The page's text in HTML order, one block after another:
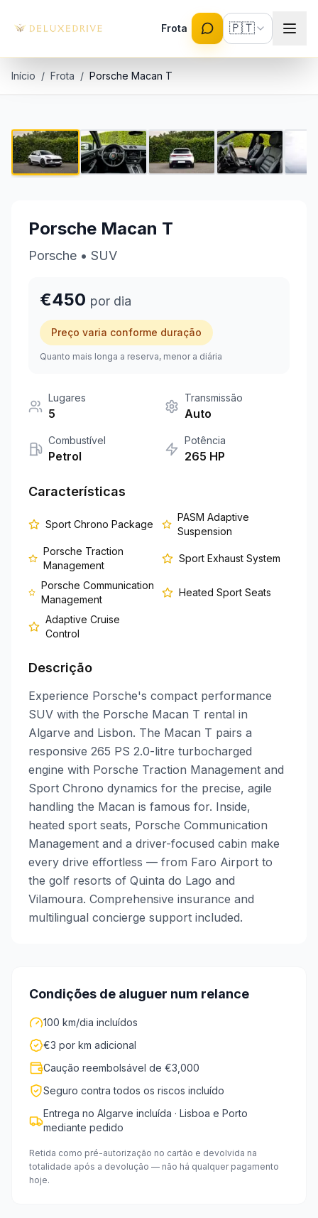
Frota 🇵🇹
+351 963-584-279
Início / Frota / Porsche Macan T
1 / 8
Porsche Macan T
Porsche • SUV
€450 por dia
Preço varia conforme duração
Quanto mais longa a reserva, menor a diária
Lugares
5
Transmissão
Auto
Combustível
Petrol
Potência
265 HP
Características
Sport Chrono Package
PASM Adaptive
Suspension
Porsche Traction
Management
Sport Exhaust System
Porsche Communication
Management
Heated Sport Seats
Adaptive Cruise
Control
Descrição
Experience Porsche's compact performance
SUV with the Porsche Macan T rental in
Algarve and Lisbon. The Macan T pairs a
responsive 265 PS 2.0-litre turbocharged
engine with Porsche Traction Management and
Sport Chrono dynamics for the precise, agile
handling the Macan is famous for. Inside,
heated sport seats, Porsche Communication
Management and a driver-focused cabin make
every drive effortless — from Faro Airport to
the golf resorts of Quinta do Lago and
Vilamoura. Comprehensive insurance and
multilingual concierge support included.
Condições de aluguer num relance
100 km/dia incluídos
€3 por km adicional
Caução reembolsável de €3,000
Seguro contra todos os riscos incluído
Entrega no Algarve incluída · Lisboa e Porto
mediante pedido
Retida como pré-autorização no cartão e devolvida na
totalidade após a devolução — não há qualquer pagamento
hoje.